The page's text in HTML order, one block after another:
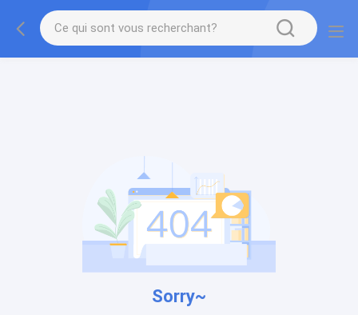
Sorry~